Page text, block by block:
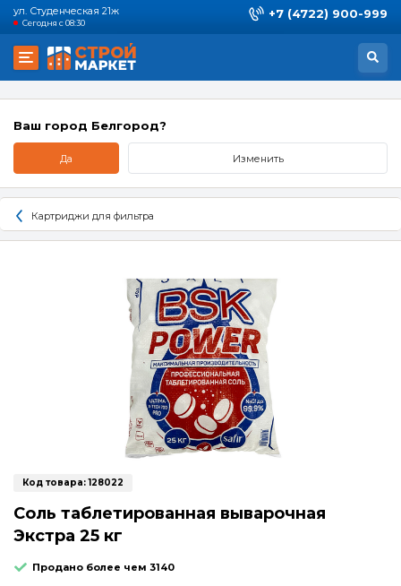
ул. Студенческая 21ж
Сегодня с 08:30
+7 (4722) 900-999
Ваш город Белгород?
Да Изменить
Картриджи для фильтра
Код товара:128022
Соль таблетированная выварочная
Экстра 25 кг
Продано более чем 3140